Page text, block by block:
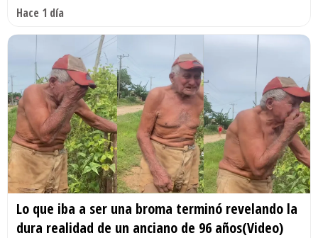
Hace 1 día
Lo que iba a ser una broma terminó revelando la
dura realidad de un anciano de 96 años(Video)